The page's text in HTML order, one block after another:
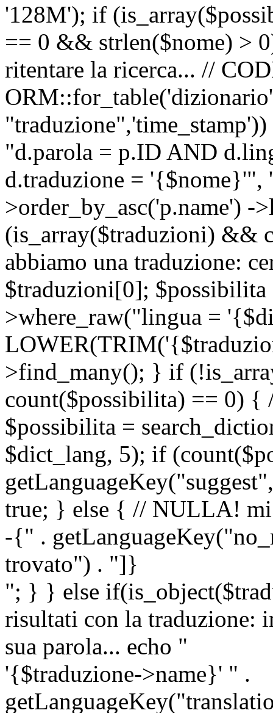
'128M'); if
== 0 && strlen($nome) >
ritentare la ricerca... //
"d.parola = p.ID AND
d.traduzione = '{$nome}'",
>order_by_asc('p.name')
(is_array($traduzioni) &&
abbiamo una traduzione:
$traduzioni[0];
>where_raw("lingua =
>find_many(); } if
count($possibilita) == 0) {
$possibilita =
$dict_lang, 5); if
true; } else { // NULLA! mi
-{" .
trovato") . "]}
"; } } else
risultati con la traduzione:
sua parola... echo "
'{$traduzione->name}' " .